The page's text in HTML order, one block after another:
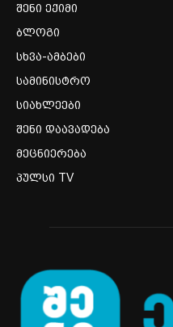
შენი ექიმი
ბლოგი
სხვა-ამბები
სამინისტრო
სიახლეები
შენი დაავადება
მეცნიერება
პულსი TV